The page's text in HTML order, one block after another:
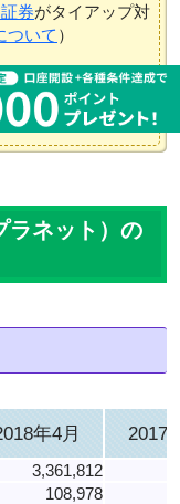
券がタイアップ対
ついて ）
ラネット）の
年4月 2017
3,361,812
108,978